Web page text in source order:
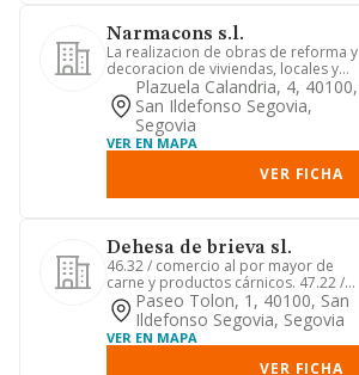
Narmacons s.l.
La realizacion de obras de reforma y
decoracion de viviendas, locales y
edificaciones en general, i...
Plazuela Calandria, 4, 40100,
San Ildefonso Segovia,
Segovia
VER EN MAPA
VER FICHA
Dehesa de brieva sl.
46.32 / comercio al por mayor de
carne y productos cárnicos. 47.22 /
comercio al por menor de carne...
Paseo Tolon, 1, 40100, San
Ildefonso Segovia, Segovia
VER EN MAPA
VER FICHA